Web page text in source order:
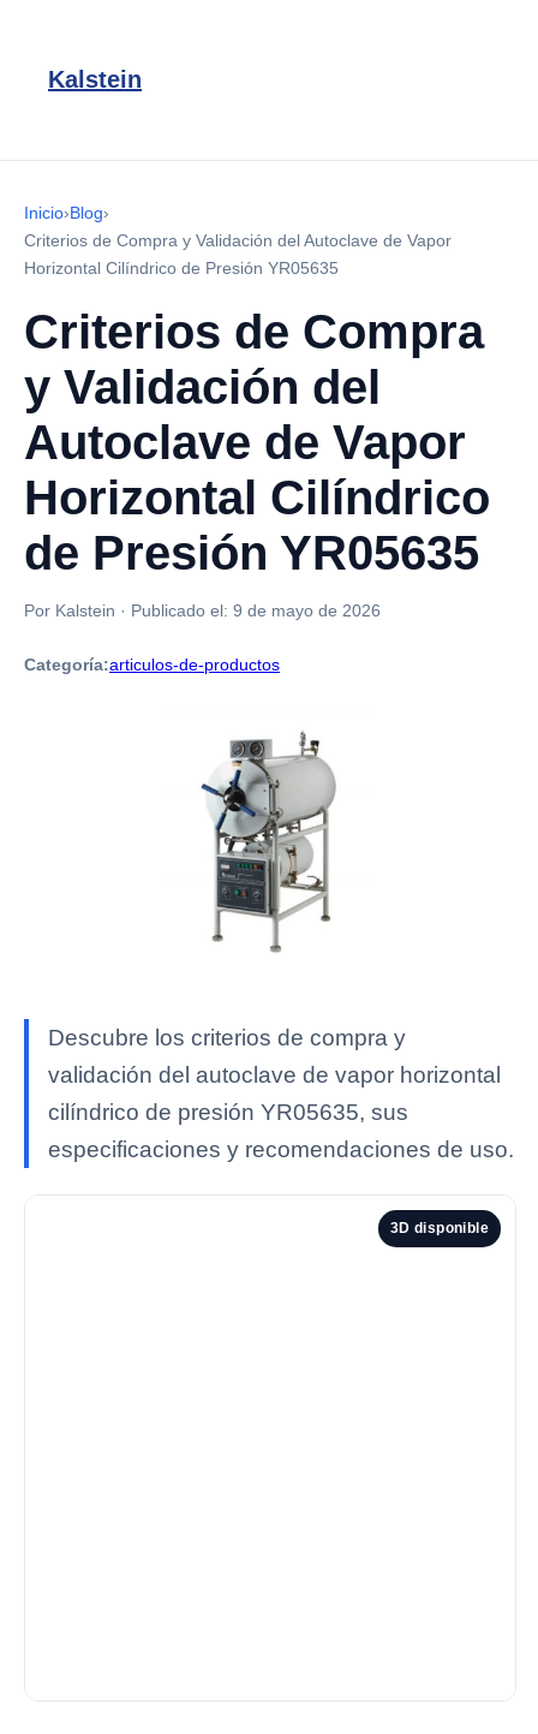
Kalstein
Inicio›Blog›
Criterios de Compra y Validación del Autoclave de Vapor
Horizontal Cilíndrico de Presión YR05635
Criterios de Compra
y Validación del
Autoclave de Vapor
Horizontal Cilíndrico
de Presión YR05635
Por Kalstein · Publicado el: 9 de mayo de 2026
Categoría:articulos-de-productos
Descubre los criterios de compra y
validación del autoclave de vapor horizontal
cilíndrico de presión YR05635, sus
especificaciones y recomendaciones de uso.
3D disponible